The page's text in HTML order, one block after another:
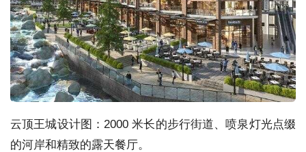
云顶王城设计图：2000 米长的步行街道、喷泉灯光点缀
的河岸和精致的露天餐厅。